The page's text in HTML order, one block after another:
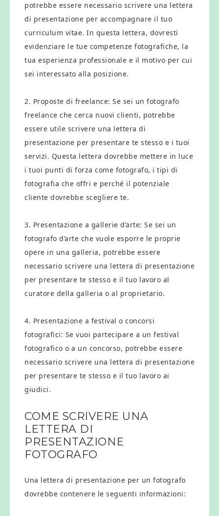
potrebbe essere necessario scrivere una lettera
di presentazione per accompagnare il tuo
curriculum vitae. In questa lettera, dovresti
evidenziare le tue competenze fotografiche, la
tua esperienza professionale e il motivo per cui
sei interessato alla posizione.
2. Proposte di freelance: Se sei un fotografo
freelance che cerca nuovi clienti, potrebbe
essere utile scrivere una lettera di
presentazione per presentare te stesso e i tuoi
servizi. Questa lettera dovrebbe mettere in luce
i tuoi punti di forza come fotografo, i tipi di
fotografia che offri e perché il potenziale
cliente dovrebbe scegliere te.
3. Presentazione a gallerie d’arte: Se sei un
fotografo d’arte che vuole esporre le proprie
opere in una galleria, potrebbe essere
necessario scrivere una lettera di presentazione
per presentare te stesso e il tuo lavoro al
curatore della galleria o al proprietario.
4. Presentazione a festival o concorsi
fotografici: Se vuoi partecipare a un festival
fotografico o a un concorso, potrebbe essere
necessario scrivere una lettera di presentazione
per presentare te stesso e il tuo lavoro ai
giudici.
COME SCRIVERE UNA
LETTERA DI
PRESENTAZIONE
FOTOGRAFO
Una lettera di presentazione per un fotografo
dovrebbe contenere le seguenti informazioni: